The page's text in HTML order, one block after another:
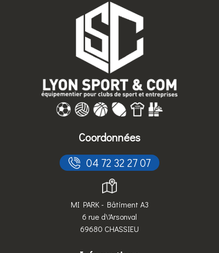
Coordonnées
04 72 32 27 07
MI PARK - Bâtiment A3
6 rue d\'Arsonval
69680 CHASSIEU